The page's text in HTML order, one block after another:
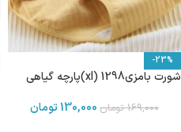
-23%
شورت بامزی1298 (xl)پارچه گیاهی
169,000 تومان 130,000تومان